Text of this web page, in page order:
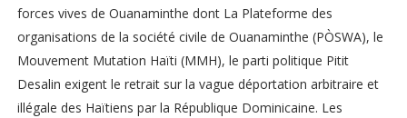
forces vives de Ouanaminthe dont La Plateforme des
organisations de la société civile de Ouanaminthe (PÒSWA), le
Mouvement Mutation Haïti (MMH), le parti politique Pitit
Desalin exigent le retrait sur la vague déportation arbitraire et
illégale des Haïtiens par la République Dominicaine. Les